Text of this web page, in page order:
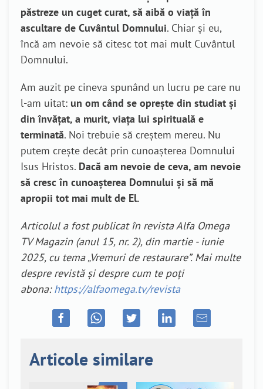
păstreze un cuget curat, să aibă o viață în
ascultare de Cuvântul Domnului. Chiar și eu,
încă am nevoie să citesc tot mai mult Cuvântul
Domnului.
Am auzit pe cineva spunând un lucru pe care nu
l-am uitat: un om când se oprește din studiat și
din învățat, a murit, viața lui spirituală e
terminată. Noi trebuie să creștem mereu. Nu
putem crește decât prin cunoașterea Domnului
Isus Hristos. Dacă am nevoie de ceva, am nevoie
să cresc în cunoașterea Domnului și să mă
apropii tot mai mult de El.
Articolul a fost publicat în revista Alfa Omega
TV Magazin (anul 15, nr. 2), din martie - iunie
2025, cu tema „Vremuri de restaurare”. Mai multe
despre revistă și despre cum te poți
abona:https://alfaomega.tv/revista
Articole similare